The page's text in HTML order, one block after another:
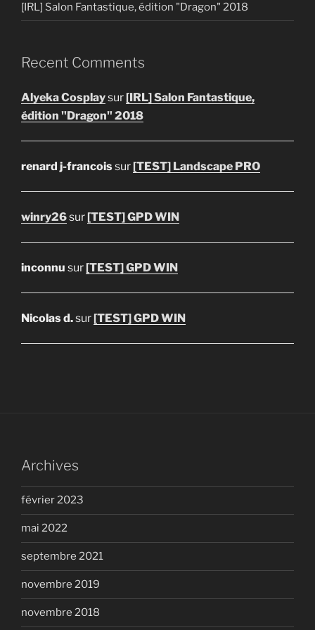
[IRL] Salon Fantastique, édition "Dragon" 2018
Recent Comments
Alyeka Cosplaysur[IRL] Salon Fantastique,
édition "Dragon" 2018
renard j-francoissur[TEST] Landscape PRO
winry26sur[TEST] GPD WIN
inconnu sur[TEST] GPD WIN
Nicolas d.sur[TEST] GPD WIN
Archives
février 2023
mai 2022
septembre 2021
novembre 2019
novembre 2018